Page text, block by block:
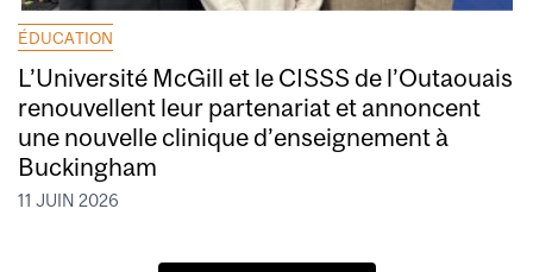
ÉDUCATION
L’Université McGill et le CISSS de l’Outaouais
renouvellent leur partenariat et annoncent
une nouvelle clinique d’enseignement à
Buckingham
11 JUIN 2026